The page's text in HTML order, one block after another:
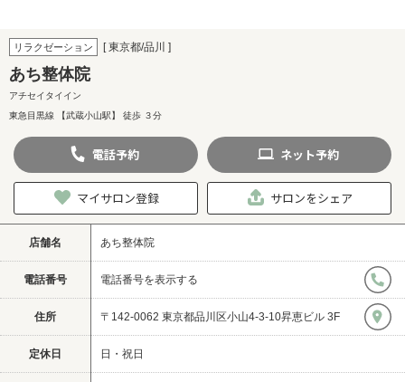
リラクゼーション [ 東京都/品川 ]
あち整体院
アチセイタイイン
東急目黒線 【武蔵小山駅】 徒歩 ３分
電話予約 ネット予約
マイサロン登録 サロンをシェア
店舗名 あち整体院
電話番号 電話番号を表示する
住所 〒142-0062 東京都品川区小山4-3-10昇恵ビル 3F
定休日 日・祝日